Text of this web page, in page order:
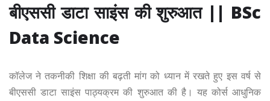
बीएससी डाटा साइंस की शुरुआत || BSc
Data Science
कॉलेज ने तकनीकी शिक्षा की बढ़ती मांग को ध्यान में रखते हुए इस वर्ष से
बीएससी डाटा साइंस पाठ्यक्रम की शुरुआत की है। यह कोर्स आधुनिक